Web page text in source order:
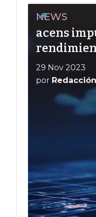
NEWS
acens
29 Nov 2023
por